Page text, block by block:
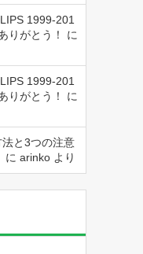
1999-201
りがとう！
に
1999-201
りがとう！
に
法と3つの注意
に arinko より